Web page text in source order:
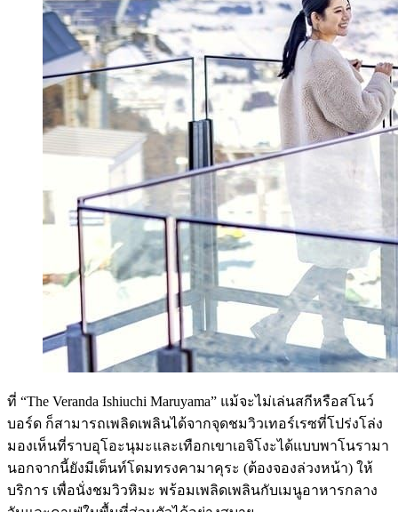
ที่ “The Veranda Ishiuchi Maruyama” แม้จะไม่เล่นสกีหรือสโนว์
บอร์ด ก็สามารถเพลิดเพลินได้จากจุดชมวิวเทอร์เรซที่โปร่งโล่ง
มองเห็นที่ราบอุโอะนุมะและเทือกเขาเอจิโงะได้แบบพาโนรามา
นอกจากนี้ยังมีเต็นท์โดมทรงคามาคุระ (ต้องจองล่วงหน้า) ให้
บริการ เพื่อนั่งชมวิวหิมะ พร้อมเพลิดเพลินกับเมนูอาหารกลาง